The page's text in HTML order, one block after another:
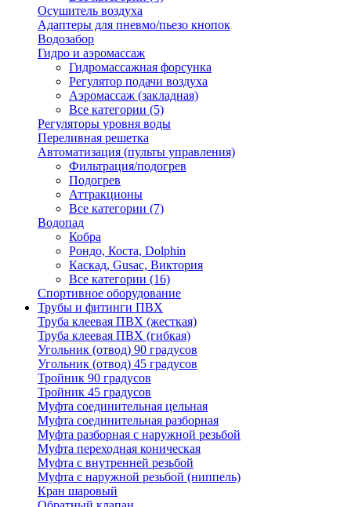
Осушитель воздуха
Адаптеры для пневмо/пьезо кнопок
Водозабор
Гидро и аэромассаж
Гидромассажная форсунка
Регулятор подачи воздуха
Аэромассаж (закладная)
Все категории (5)
Регуляторы уровня воды
Переливная решетка
Автоматизация (пульты управления)
Фильтрация/подогрев
Подогрев
Аттракционы
Все категории (7)
Водопад
Кобра
Рондо, Коста, Dolphin
Каскад, Gusac, Виктория
Все категории (16)
Спортивное оборудование
Трубы и фитинги ПВХ
Труба клеевая ПВХ (жесткая)
Труба клеевая ПВХ (гибкая)
Угольник (отвод) 90 градусов
Угольник (отвод) 45 градусов
Тройник 90 градусов
Тройник 45 градусов
Муфта соединительная цельная
Муфта соединительная разборная
Муфта разборная с наружной резьбой
Муфта переходная коническая
Муфта с внутренней резьбой
Муфта с наружной резьбой (ниппель)
Кран шаровый